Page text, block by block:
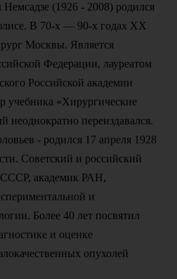
(1926 - 2008) родился
В 70-х — 90-х годах XX
Москвы. Является
Федерации, лауреатом
Российской академии
учебника «Хирургические
неоднократно переиздавался.
- родился 17 апреля 1928
Советский и российский
академик РАН,
и
Более 40 лет посвятил
и оценке
опухолей